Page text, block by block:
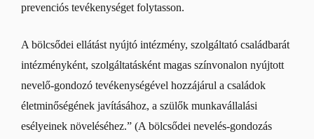
prevenciós tevékenységet folytasson.
A bölcsődei ellátást nyújtó intézmény, szolgáltató családbarát
intézményként, szolgáltatásként magas színvonalon nyújtott
nevelő-gondozó tevékenységével hozzájárul a családok
életminőségének javításához, a szülők munkavállalási
esélyeinek növeléséhez.” (A bölcsődei nevelés-gondozás